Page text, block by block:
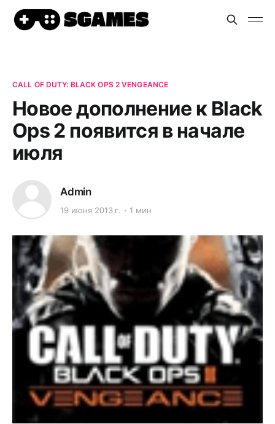
CALL OF DUTY: BLACK OPS 2 VENGEANCE
Новое дополнение к Black
Ops 2 появится в начале
июля
Admin
19 июня 2013 г. 1 мин